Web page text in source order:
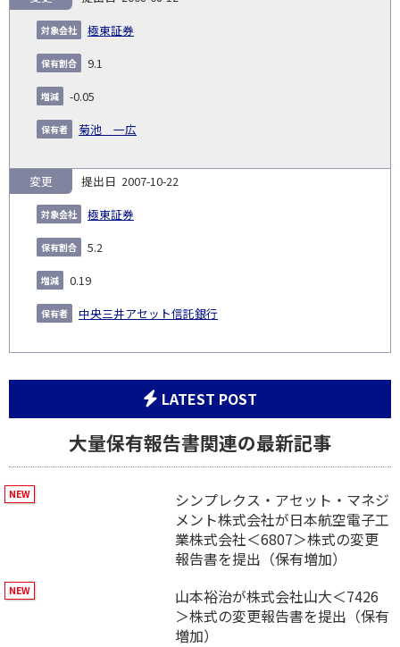
極東証券
9.1
-0.05
菊池 一広
2007-10-22
極東証券
変更
5.2
0.19
中央三井アセット信託銀行
LATEST POST
大量保有報告書関連の最新記事
シンプレクス・アセット・マネジ
メント株式会社が日本航空電子工
業株式会社＜6807＞株式の変更
報告書を提出（保有増加）
山本裕治が株式会社山大＜7426
＞株式の変更報告書を提出（保有
増加）